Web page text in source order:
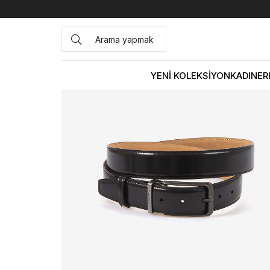
YENİ KOLEKSİYONKADIN
Anasayfa ÇANTA&AKSESUAR ERKEK Kemer